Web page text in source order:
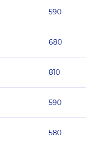
590
680
810
590
580